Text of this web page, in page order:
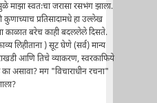
माझा स्वतःचा जरासा रसभंग झाला.
कुणाच्याच प्रतिसादामधे हा उल्लेख
काळात बरेच काही बदललेले दिसते.
लिहीताना ) सूट घेणे (सर्व) मान्य
आणि तिचे व्याकरण, स्वरकाफिये
का असावा? मग "विचाराधीन रचना"